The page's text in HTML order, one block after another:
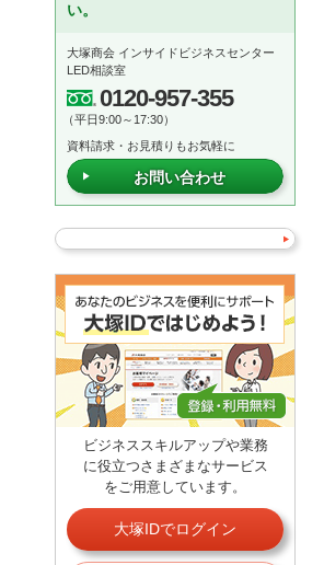
い。
大塚商会 インサイドビジネスセンター
LED相談室
0120-957-355
（平日9:00～17:30）
資料請求・お見積りもお気軽に
お問い合わせ
ビジネススキルアップや業務
に役立つさまざまなサービス
をご用意しています。
大塚IDでログイン